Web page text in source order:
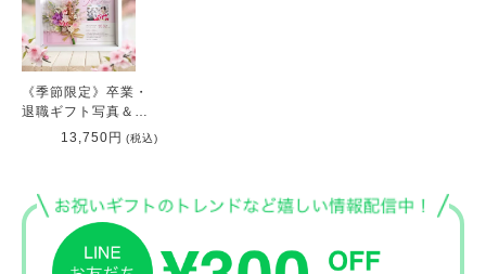
《季節限定》卒業・
退職ギフト写真＆日
数入り感謝ボード
13,750円 (税込)